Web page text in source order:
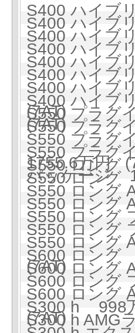
S400 ハイブ
S400 ハイブ
S400 ハイブ
S400 ハイブ
S400 ハイブ
S400 ハイブ
S400 ハイブ
(7AT)
S400 ハイブ
(7AT)
S550 プラグ
S550 プラグ
S550 プラグ
1755.6万円
S550 プラグ
パッケージ
S550 ロン
S550 ロン
S550 ロング
S550 ロング
S550 ロング
S550 ロング
S550 ロング
(7AT)
S600 ロン
S600 ロング
S600 ロング
S600 ロング
(7AT)
S300 h 998
S300 h